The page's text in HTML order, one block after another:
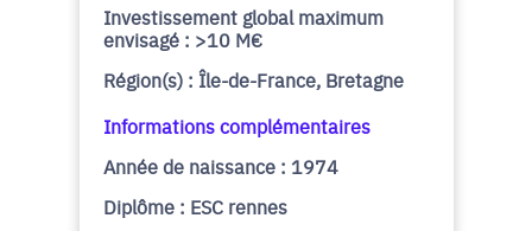
Investissement global maximum
envisagé : >10 M€
Région(s) : Île-de-France, Bretagne
Informations complémentaires
Année de naissance : 1974
Diplôme : ESC rennes